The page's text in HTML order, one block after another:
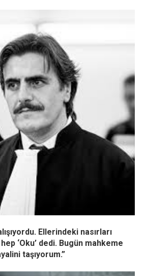
Ellerindeki nasırları
‘Oku’ dedi. Bugün mahkeme
taşıyorum.”